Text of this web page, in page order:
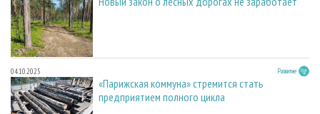
04.10.2025 Развитие
«Парижская коммуна» стремится стать
предприятием полного цикла